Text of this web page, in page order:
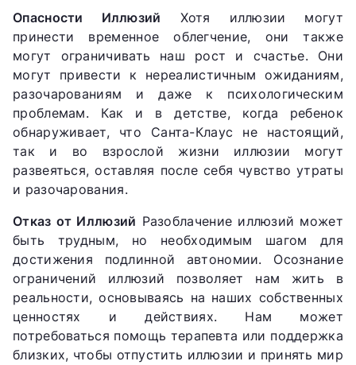
Опасности Иллюзий Хотя иллюзии могут
принести временное облегчение, они также
могут ограничивать наш рост и счастье. Они
могут привести к нереалистичным ожиданиям,
разочарованиям и даже к психологическим
проблемам. Как и в детстве, когда ребенок
обнаруживает, что Санта-Клаус не настоящий,
так и во взрослой жизни иллюзии могут
развеяться, оставляя после себя чувство утраты
и разочарования.
Отказ от Иллюзий Разоблачение иллюзий может
быть трудным, но необходимым шагом для
достижения подлинной автономии. Осознание
ограничений иллюзий позволяет нам жить в
реальности, основываясь на наших собственных
ценностях и действиях. Нам может
потребоваться помощь терапевта или поддержка
близких, чтобы отпустить иллюзии и принять мир